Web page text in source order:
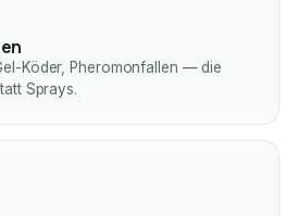
Köder, Pheromonfallen — die
Sprays.